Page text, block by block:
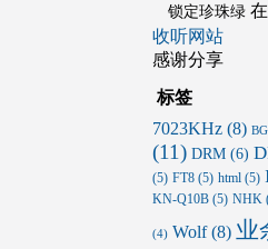
锁定珍珠绿在
收听网站
感谢分享
标签
7023KHz(8)
(11) DRM(6)
(5) FT8(5) html(5)
KN-Q10B(5) NHK
(4) Wolf(8) 业